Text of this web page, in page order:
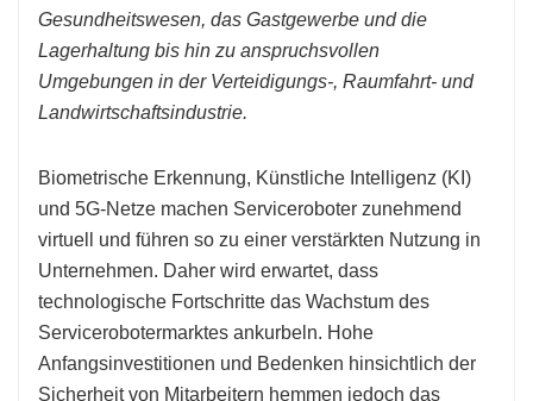
Gesundheitswesen, das Gastgewerbe und die
Lagerhaltung bis hin zu anspruchsvollen
Umgebungen in der Verteidigungs-, Raumfahrt- und
Landwirtschaftsindustrie.
Biometrische Erkennung, Künstliche Intelligenz (KI)
und 5G-Netze machen Serviceroboter zunehmend
virtuell und führen so zu einer verstärkten Nutzung in
Unternehmen. Daher wird erwartet, dass
technologische Fortschritte das Wachstum des
Servicerobotermarktes ankurbeln. Hohe
Anfangsinvestitionen und Bedenken hinsichtlich der
Sicherheit von Mitarbeitern hemmen jedoch das